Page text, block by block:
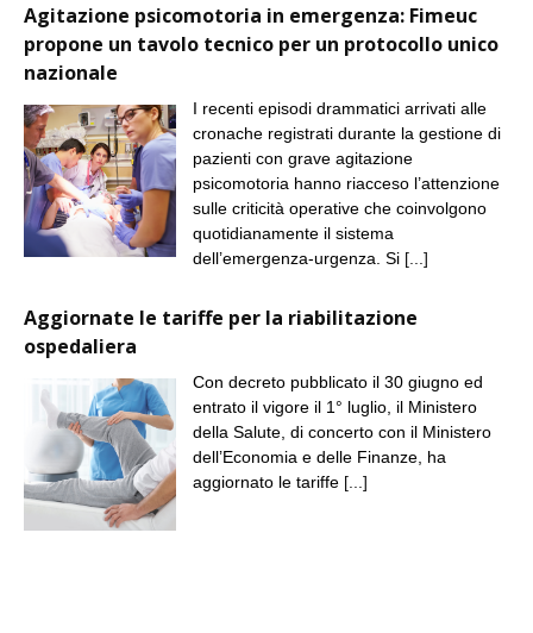
Agitazione psicomotoria in emergenza: Fimeuc
propone un tavolo tecnico per un protocollo unico
nazionale
I recenti episodi drammatici arrivati alle
cronache registrati durante la gestione di
pazienti con grave agitazione
psicomotoria hanno riacceso l’attenzione
sulle criticità operative che coinvolgono
quotidianamente il sistema
dell’emergenza-urgenza. Si [...]
Aggiornate le tariffe per la riabilitazione
ospedaliera
Con decreto pubblicato il 30 giugno ed
entrato il vigore il 1° luglio, il Ministero
della Salute, di concerto con il Ministero
dell’Economia e delle Finanze, ha
aggiornato le tariffe [...]